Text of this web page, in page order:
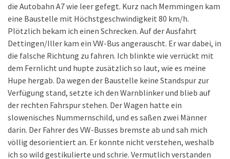
die Autobahn A7 wie leer gefegt. Kurz nach Memmingen kam
eine Baustelle mit Höchstgeschwindigkeit 80 km/h.
Plötzlich bekam ich einen Schrecken. Auf der Ausfahrt
Dettingen/Iller kam ein VW-Bus angerauscht. Er war dabei, in
die falsche Richtung zu fahren. Ich blinkte wie verrückt mit
dem Fernlicht und hupte zusätzlich so laut, wie es meine
Hupe hergab. Da wegen der Baustelle keine Standspur zur
Verfügung stand, setzte ich den Warnblinker und blieb auf
der rechten Fahrspur stehen. Der Wagen hatte ein
slowenisches Nummernschild, und es saßen zwei Männer
darin. Der Fahrer des VW-Busses bremste ab und sah mich
völlig desorientiert an. Er konnte nicht verstehen, weshalb
ich so wild gestikulierte und schrie. Vermutlich verstanden